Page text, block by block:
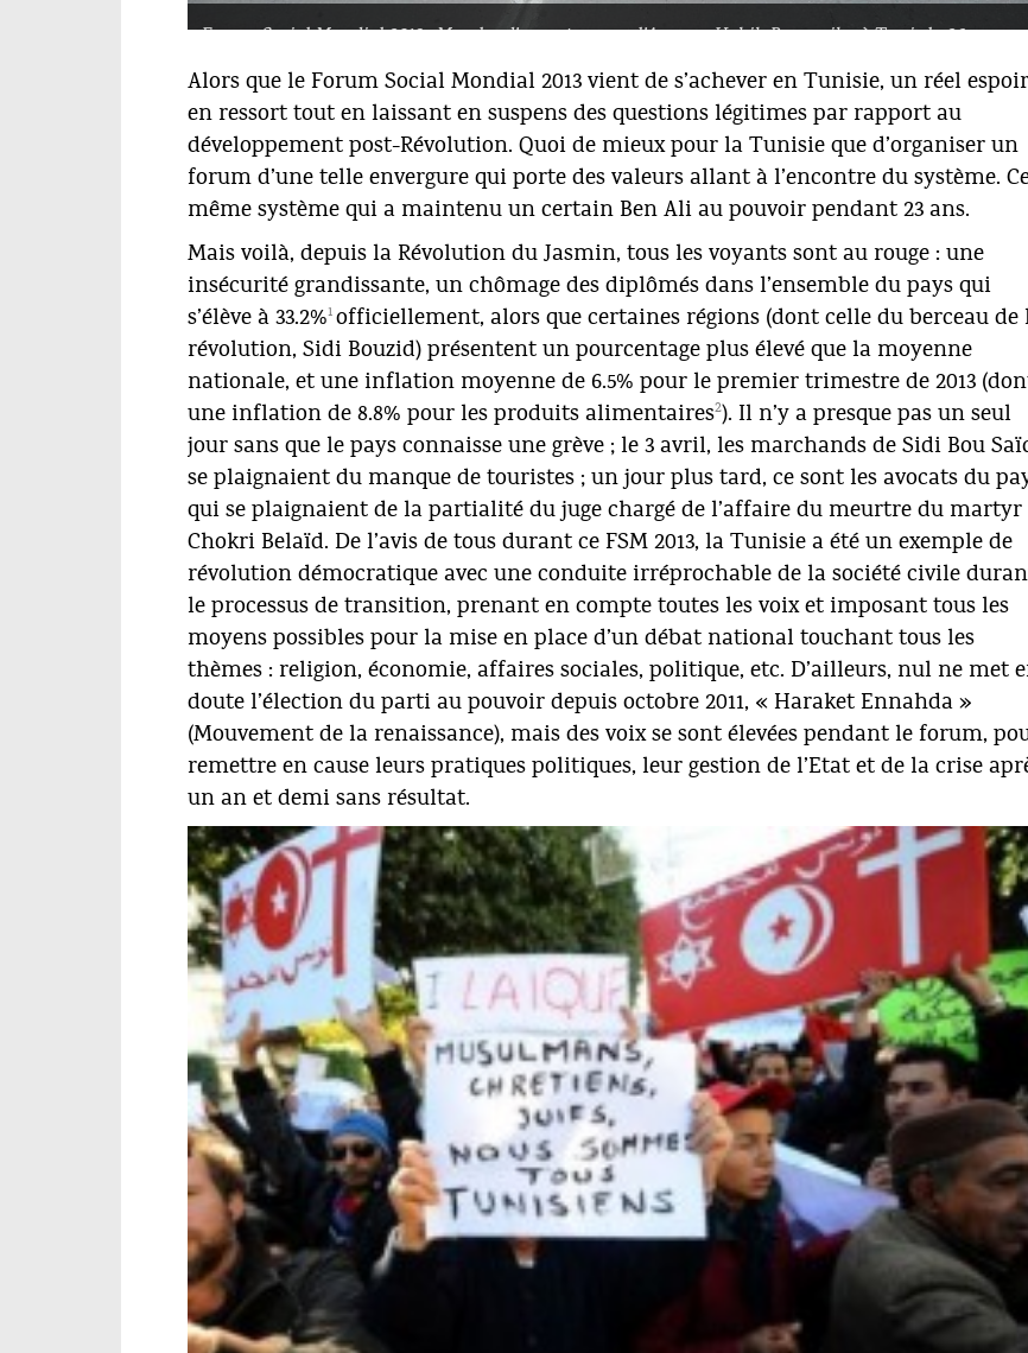
Forum Social Mondial 2013 : Marche d’ouverture sur l’Avenue Habib Bourguiba à Tunis le 26 mars
Alors que le Forum Social Mondial 2013 vient de s’achever en Tunisie, un réel espoir
en ressort tout en laissant en suspens des questions légitimes par rapport au
développement post-Révolution. Quoi de mieux pour la Tunisie que d’organiser un
forum d’une telle envergure qui porte des valeurs allant à l’encontre du système.
même système qui a maintenu un certain Ben Ali au pouvoir pendant 23 ans.
Mais voilà, depuis la Révolution du Jasmin, tous les voyants sont au rouge : une
insécurité grandissante, un chômage des diplômés dans l’ensemble du pays qui
s’élève à 33.2%1 officiellement, alors que certaines régions (dont celle du berceau de
révolution, Sidi Bouzid) présentent un pourcentage plus élevé que la moyenne
nationale, et une inflation moyenne de 6.5% pour le premier trimestre de 2013
une inflation de 8.8% pour les produits alimentaires2). Il n’y a presque pas un seul
jour sans que le pays connaisse une grève ; le 3 avril, les marchands de Sidi Bou
se plaignaient du manque de touristes ; un jour plus tard, ce sont les avocats du
qui se plaignaient de la partialité du juge chargé de l’affaire du meurtre du martyr
Chokri Belaïd. De l’avis de tous durant ce FSM 2013, la Tunisie a été un exemple de
révolution démocratique avec une conduite irréprochable de la société civile
le processus de transition, prenant en compte toutes les voix et imposant tous les
moyens possibles pour la mise en place d’un débat national touchant tous les
thèmes : religion, économie, affaires sociales, politique, etc. D’ailleurs, nul ne met
doute l’élection du parti au pouvoir depuis octobre 2011, « Haraket Ennahda »
(Mouvement de la renaissance), mais des voix se sont élevées pendant le forum,
remettre en cause leurs pratiques politiques, leur gestion de l’Etat et de la crise
un an et demi sans résultat.